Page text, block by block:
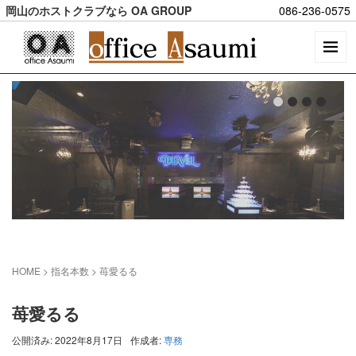
岡山のホストクラブなら OA GROUP 086-236-0575
HOME > 指名本数 > 苺愛るる
苺愛るる
公開済み: 2022年8月17日 作成者:専務